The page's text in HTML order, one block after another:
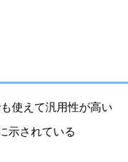
使えて汎用性が高い
示されている